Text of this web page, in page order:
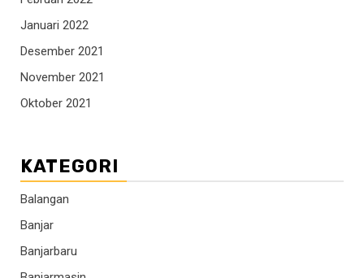
Januari 2022
Desember 2021
November 2021
Oktober 2021
KATEGORI
Balangan
Banjar
Banjarbaru